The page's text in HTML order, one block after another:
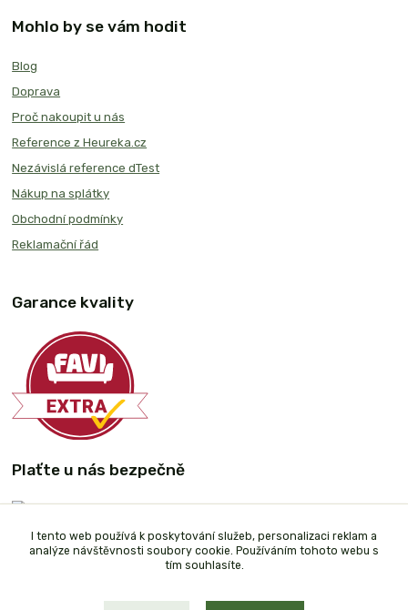
Mohlo by se vám hodit
Blog
Doprava
Proč nakoupit u nás
Reference z Heureka.cz
Nezávislá reference dTest
Nákup na splátky
Obchodní podmínky
Reklamační řád
Garance kvality
Plaťte u nás bezpečně
I tento web používá k poskytování služeb, personalizaci reklam a
analýze návštěvnosti soubory cookie. Používáním tohoto webu s
tím souhlasíte.